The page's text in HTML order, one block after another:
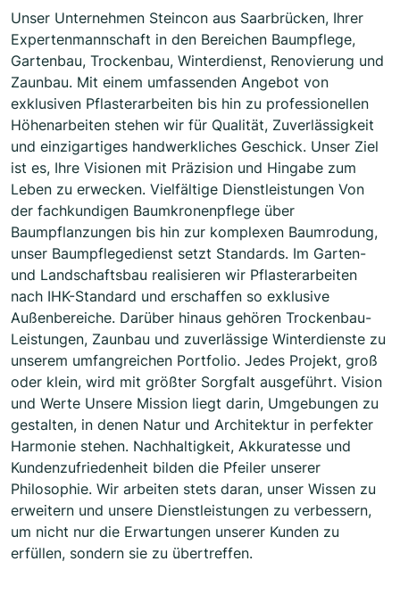
Unser Unternehmen Steincon aus Saarbrücken, Ihrer
Expertenmannschaft in den Bereichen Baumpflege,
Gartenbau, Trockenbau, Winterdienst, Renovierung und
Zaunbau. Mit einem umfassenden Angebot von
exklusiven Pflasterarbeiten bis hin zu professionellen
Höhenarbeiten stehen wir für Qualität, Zuverlässigkeit
und einzigartiges handwerkliches Geschick. Unser Ziel
ist es, Ihre Visionen mit Präzision und Hingabe zum
Leben zu erwecken. Vielfältige Dienstleistungen Von
der fachkundigen Baumkronenpflege über
Baumpflanzungen bis hin zur komplexen Baumrodung,
unser Baumpflegedienst setzt Standards. Im Garten-
und Landschaftsbau realisieren wir Pflasterarbeiten
nach IHK-Standard und erschaffen so exklusive
Außenbereiche. Darüber hinaus gehören Trockenbau-
Leistungen, Zaunbau und zuverlässige Winterdienste zu
unserem umfangreichen Portfolio. Jedes Projekt, groß
oder klein, wird mit größter Sorgfalt ausgeführt. Vision
und Werte Unsere Mission liegt darin, Umgebungen zu
gestalten, in denen Natur und Architektur in perfekter
Harmonie stehen. Nachhaltigkeit, Akkuratesse und
Kundenzufriedenheit bilden die Pfeiler unserer
Philosophie. Wir arbeiten stets daran, unser Wissen zu
erweitern und unsere Dienstleistungen zu verbessern,
um nicht nur die Erwartungen unserer Kunden zu
erfüllen, sondern sie zu übertreffen.